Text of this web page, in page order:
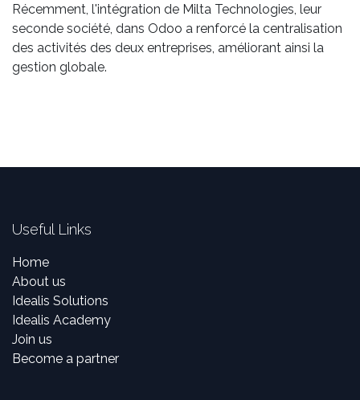
Récemment, l'intégration de Milta Technologies, leur
seconde société, dans Odoo a renforcé la centralisation
des activités des deux entreprises, améliorant ainsi la
gestion globale.
Useful Links
Home
About us
Idealis Solutions
Idealis Academy
Join us
Become a partner